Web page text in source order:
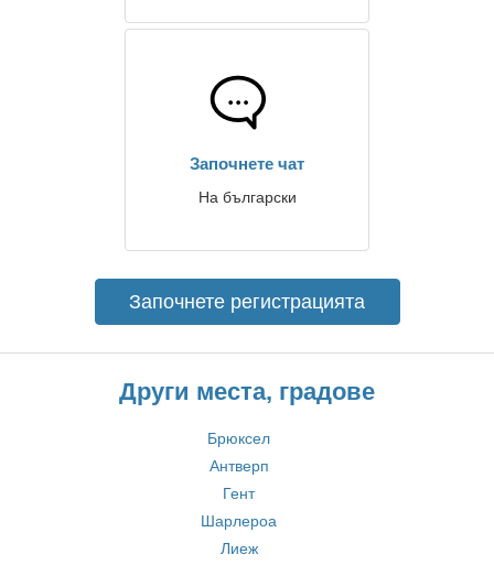
Започнете чат
На български
Започнете регистрацията
Други места, градове
Брюксел
Антверп
Гент
Шарлероа
Лиеж